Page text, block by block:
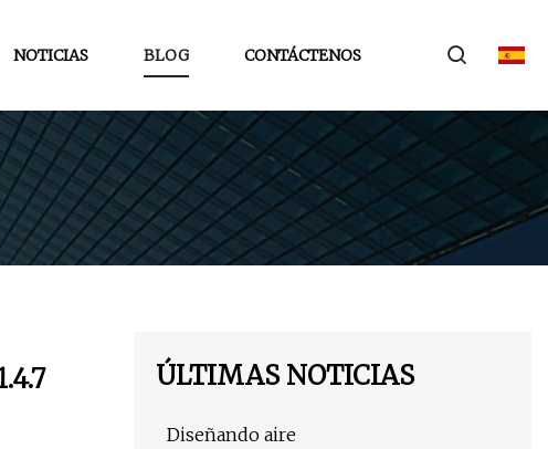
NOTICIAS BLOG CONTÁCTENOS
ÚLTIMAS NOTICIAS
Diseñando aire